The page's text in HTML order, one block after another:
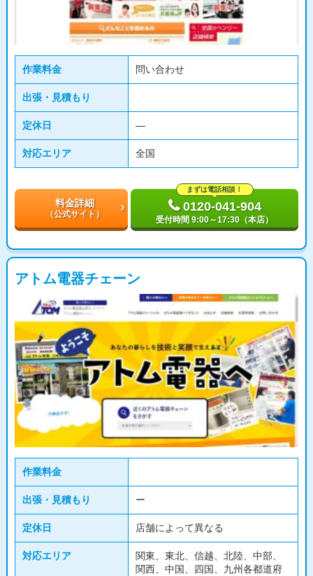
作業料金 問い合わせ
出張・見積もり
定休日 ―
対応エリア 全国
料金詳細
（公式サイト）
まずは電話相談！
0120-041-904
受付時間 9:00～17:30（本店）
アトム電器チェーン
作業料金
出張・見積もり ー
定休日 店舗によって異なる
対応エリア
関東、東北、信越、北陸、中部、
関西、中国、四国、九州各都道府